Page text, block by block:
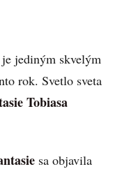
jediným skvelým
rok. Svetlo sveta
Tobiasa
sa objavila